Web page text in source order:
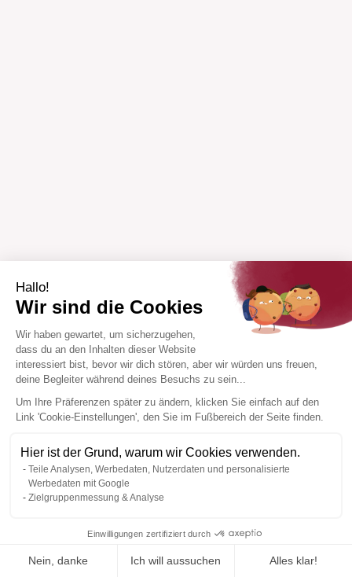
Hallo!
Wir sind die Cookies
Wir haben gewartet, um sicherzugehen,
dass du an den Inhalten dieser Website
interessiert bist, bevor wir dich stören, aber wir würden uns freuen,
deine Begleiter während deines Besuchs zu sein...
Um Ihre Präferenzen später zu ändern, klicken Sie einfach auf den
Link 'Cookie-Einstellungen', den Sie im Fußbereich der Seite finden.
Hier ist der Grund, warum wir Cookies verwenden.
Teile Analysen, Werbedaten, Nutzerdaten und personalisierte
Werbedaten mit Google
Zielgruppenmessung & Analyse
Einwilligungen zertifiziert durch
Nein, danke Ich will aussuchen Alles klar!
Zur Wishlist